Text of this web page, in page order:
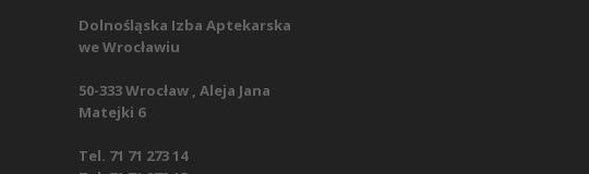
Dolnośląska Izba Aptekarska
we Wrocławiu
50-333 Wrocław , Aleja Jana
Matejki 6
Tel. 71 71 273 14